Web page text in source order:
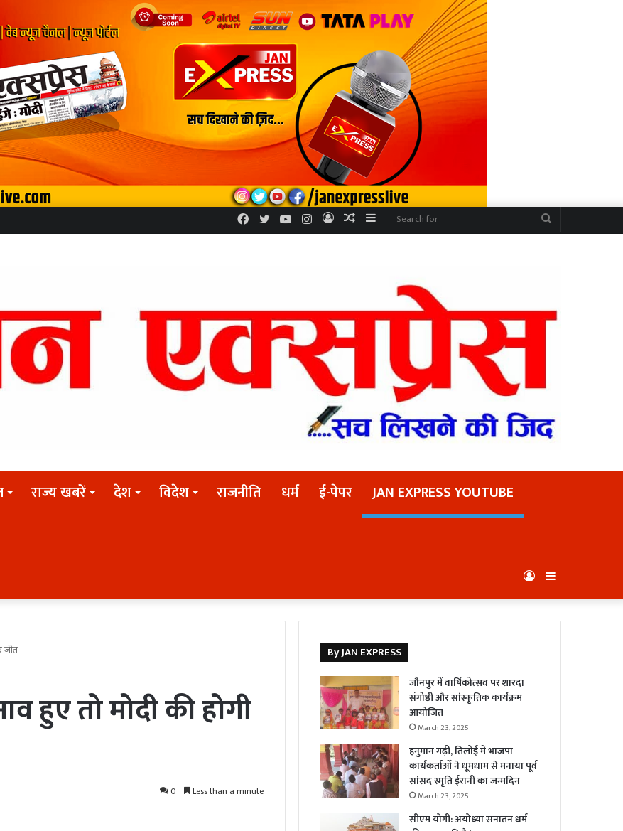
Sidebar
Random
Log
Instagram
YouTube
Twitter
Facebook
राज्य खबरें देश विदेश राजनीति धर्म ई-पेपर
JAN EXPRESS YOUTUBE
Log
In
जीत
हुए तो मोदी की होगी
0 Less than a minute
By JAN EXPRESS
जौनपुर में वार्षिकोत्सव पर शारदा
संगोष्ठी और सांस्कृतिक कार्यक्रम
आयोजित
March 23, 2025
हनुमान गढ़ी, तिलोई में भाजपा
कार्यकर्ताओं ने धूमधाम से मनाया पूर्व
सांसद स्मृति ईरानी का जन्मदिन
March 23, 2025
सीएम योगी: अयोध्या सनातन धर्म